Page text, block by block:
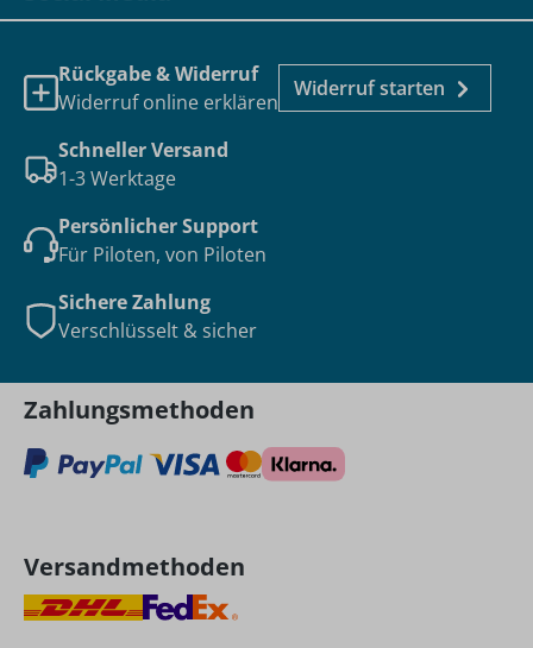
Rückgabe & Widerruf
Widerruf online erklären
Widerruf starten
Schneller Versand
1-3 Werktage
Persönlicher Support
Für Piloten, von Piloten
Sichere Zahlung
Verschlüsselt & sicher
Zahlungsmethoden
Versandmethoden